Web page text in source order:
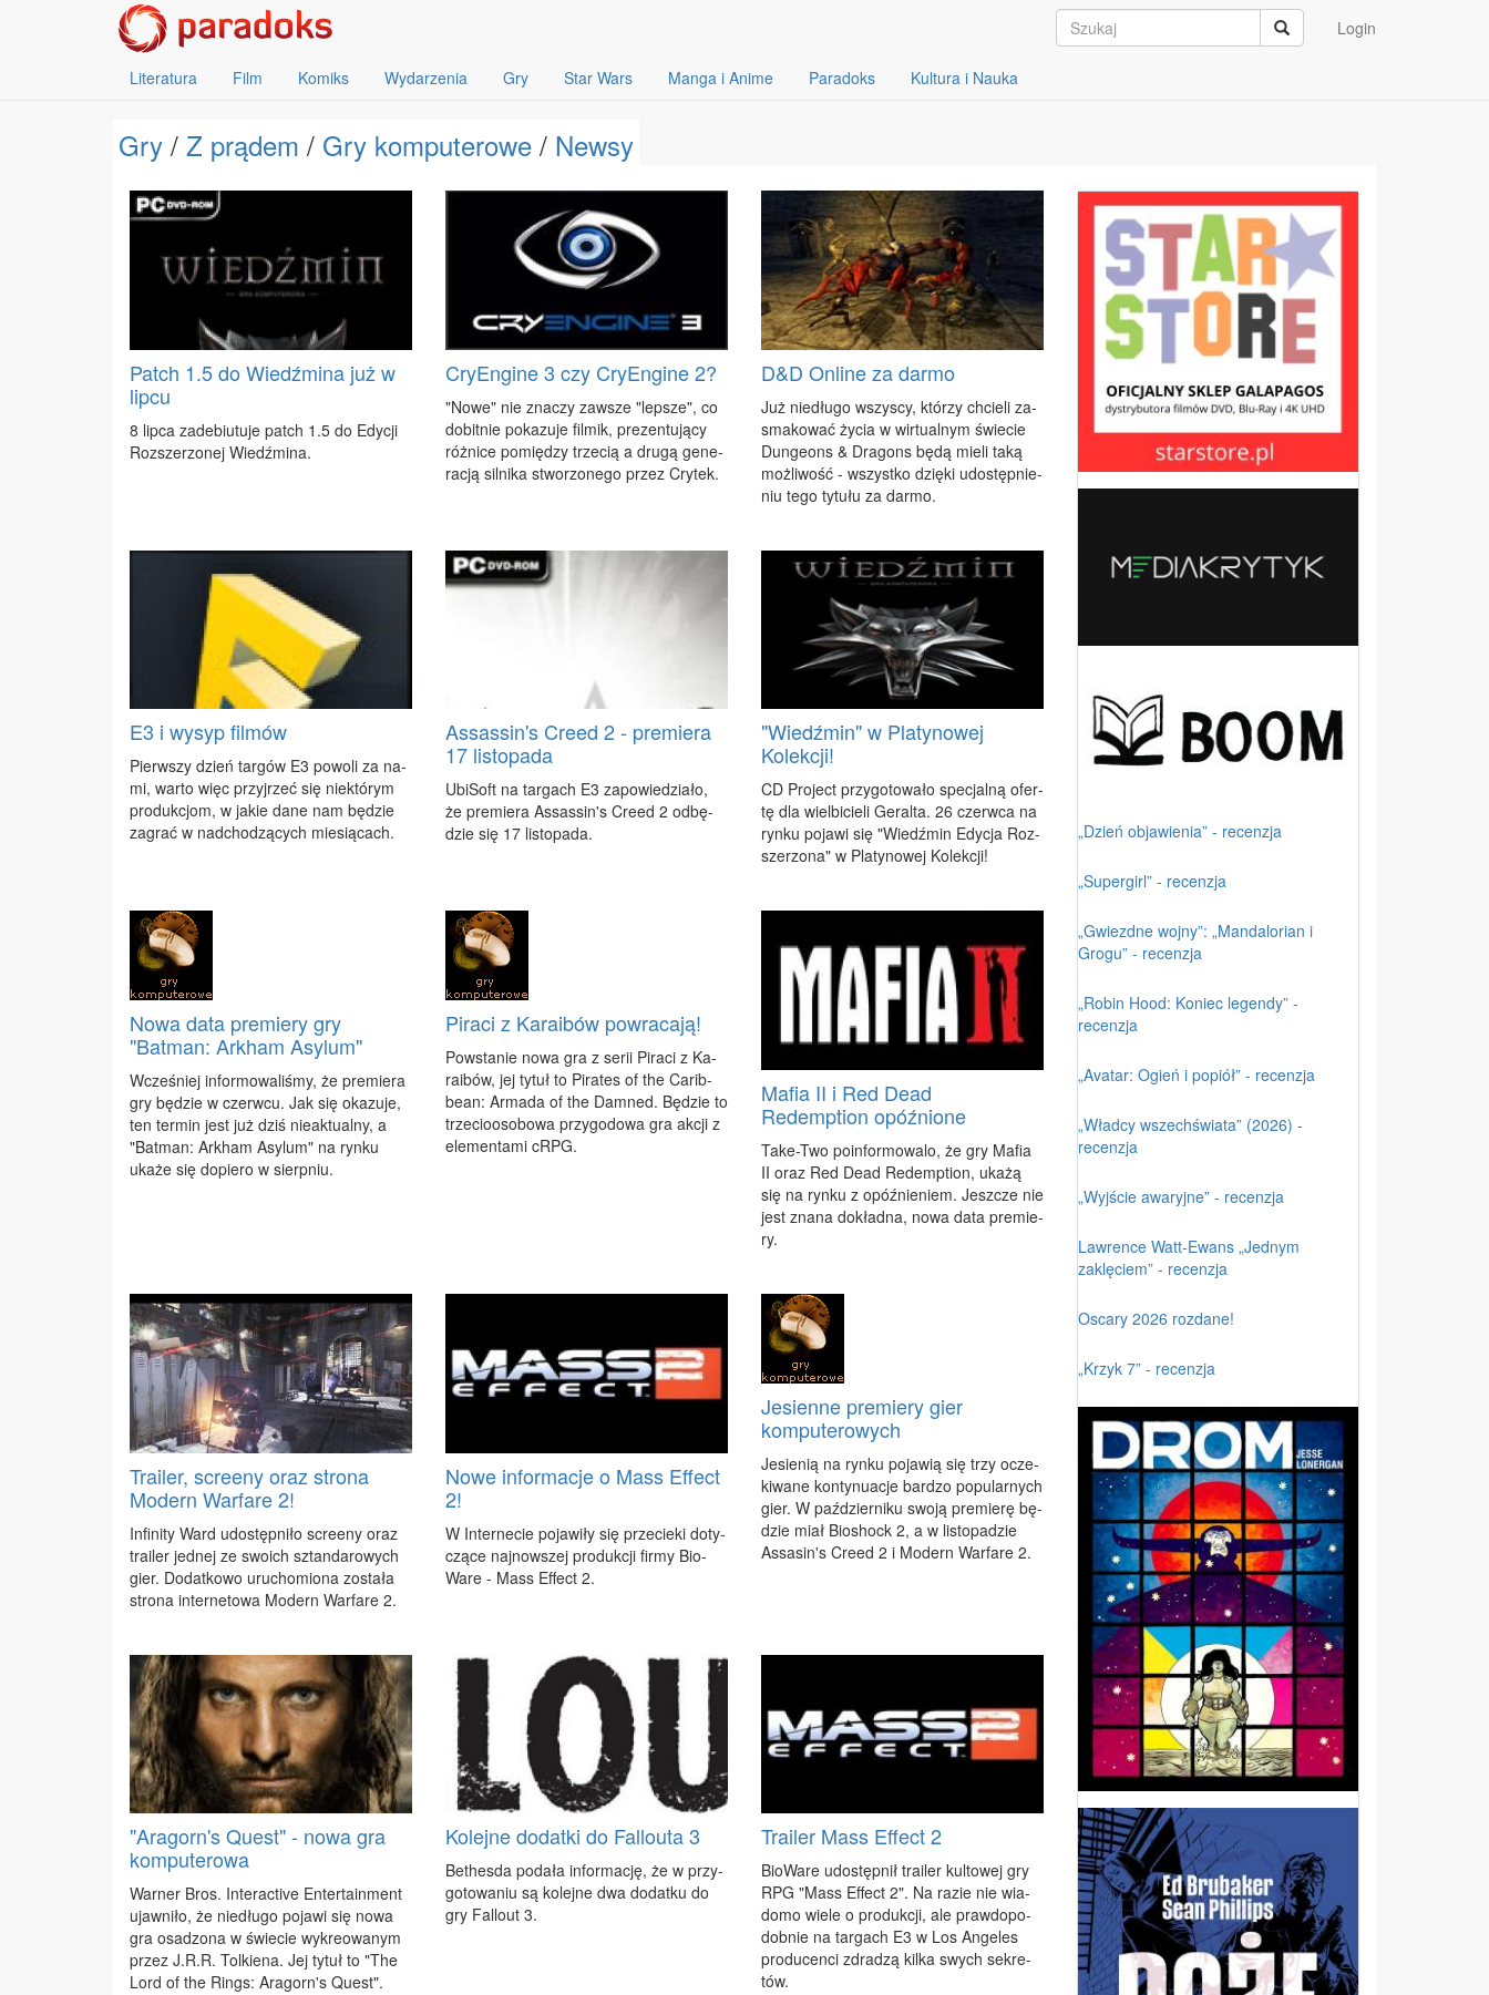
Login
Literatura Film Komiks Wydarzenia Gry Star Wars Manga i Anime Paradoks Kultura i Nauka
Gry / Z prądem / Gry komputerowe / Newsy
Patch 1.5 do Wiedźmina już w
lipcu
8 lip­ca za­de­biu­tu­je patch 1.5 do Edy­cji
Roz­sze­rzo­nej Wiedź­mi­na.
CryEngine 3 czy CryEngine 2?
"No­we" nie zna­czy za­wsze "lep­sze", co
do­bit­nie po­ka­zu­je fil­mik, pre­zen­tu­ją­cy
róż­ni­ce po­mię­dzy trze­cią a dru­gą ge­ne­
ra­cją sil­ni­ka stwo­rzo­ne­go przez Cry­tek.
D&D Online za darmo
Już nie­dłu­go wszy­scy, któ­rzy chcie­li za­
sma­ko­wać ży­cia w wir­tu­al­nym świe­cie
Dun­ge­ons & Dra­gons bę­dą mie­li ta­ką
moż­li­wość - wszyst­ko dzię­ki udo­stęp­nie­
niu te­go ty­tu­łu za dar­mo.
E3 i wysyp filmów
Pierw­szy dzień tar­gów E3 po­wo­li za na­
mi, war­to więc przyj­rzeć się nie­któ­rym
pro­duk­cjom, w ja­kie da­ne nam bę­dzie
za­grać w nad­cho­dzą­cych mie­sią­cach.
Assassin's Creed 2 - premiera
17 listopada
Ubi­Soft na tar­gach E3 za­po­wie­dzia­ło,
że pre­mie­ra As­sas­sin's Cre­ed 2 od­bę­
dzie się 17 li­sto­pa­da.
"Wiedźmin" w Platynowej
Kolekcji!
CD Pro­ject przy­go­to­wa­ło spe­cjal­ną ofer­
tę dla wiel­bi­cie­li Ge­ral­ta. 26 czerw­ca na
ryn­ku po­ja­wi się "Wiedź­min Edy­cja Roz­
sze­rzo­na" w Pla­ty­no­wej Ko­lek­cji!
Nowa data premiery gry
"Batman: Arkham Asylum"
Wcze­śniej in­for­mo­wa­li­śmy, że pre­mie­ra
gry bę­dzie w czerw­cu. Jak się oka­zu­je,
ten ter­min jest już dziś nie­ak­tu­al­ny, a
"Bat­man: Ar­kham Asy­lum" na ryn­ku
uka­że się do­pie­ro w sierp­niu.
Piraci z Karaibów powracają!
Po­wsta­nie no­wa gra z se­rii Pi­ra­ci z Ka­
ra­ibów, jej ty­tuł to Pi­ra­tes of the Ca­rib­
be­an: Ar­ma­da of the Dam­ned. Bę­dzie to
trze­cio­oso­bo­wa przy­go­do­wa gra ak­cji z
ele­men­ta­mi cRPG.
Mafia II i Red Dead
Redemption opóźnione
Ta­ke-Two po­in­for­mo­wa­lo, że gry Ma­fia
II oraz Red De­ad Re­demp­tion, uka­żą
się na ryn­ku z opóź­nie­niem. Jesz­cze nie
jest zna­na do­kład­na, no­wa da­ta pre­mie­
ry.
Trailer, screeny oraz strona
Modern Warfare 2!
In­fi­ni­ty Ward udo­stęp­ni­ło scre­eny oraz
tra­iler jed­nej ze swo­ich sztan­da­ro­wych
gier. Do­dat­ko­wo uru­cho­mio­na zo­sta­ła
stro­na in­ter­ne­to­wa Mo­dern War­fa­re 2.
Nowe informacje o Mass Effect
2!
W In­ter­ne­cie po­ja­wi­ły się prze­cie­ki do­ty­
czą­ce naj­now­szej pro­duk­cji fir­my Bio­
Wa­re - Mass Ef­fect 2.
Jesienne premiery gier
komputerowych
Je­sie­nią na ryn­ku po­ja­wią się trzy ocze­
ki­wa­ne kon­ty­nu­acje bar­dzo po­pu­lar­nych
gier. W paź­dzier­ni­ku swo­ją pre­mie­rę bę­
dzie miał Bio­shock 2, a w li­sto­pa­dzie
As­sa­sin's Cre­ed 2 i Mo­dern War­fa­re 2.
"Aragorn's Quest" - nowa gra
komputerowa
War­ner Bros. In­te­rac­ti­ve En­ter­ta­in­ment
ujaw­ni­ło, że nie­dłu­go po­ja­wi się no­wa
gra osa­dzo­na w świe­cie wy­kre­owa­nym
przez J.R.R. Tol­kie­na. Jej ty­tuł to "The
Lord of the Rings: Ara­gorn's Qu­est".
Kolejne dodatki do Fallouta 3
Be­thes­da po­da­ła in­for­ma­cję, że w przy­
go­to­wa­niu są ko­lej­ne dwa do­dat­ku do
gry Fal­lo­ut 3.
Trailer Mass Effect 2
Bio­Wa­re udo­stęp­nił tra­iler kul­to­wej gry
RPG "Mass Ef­fect 2". Na ra­zie nie wia­
do­mo wie­le o pro­duk­cji, ale praw­do­po­
dob­nie na tar­gach E3 w Los An­ge­les
pro­du­cen­ci zdra­dzą kil­ka swych se­kre­
tów.
„Dzień objawienia” - recenzja
„Supergirl” - recenzja
„Gwiezdne wojny”: „Mandalorian i
Grogu” - recenzja
„Robin Hood: Koniec legendy” -
recenzja
„Avatar: Ogień i popiół” - recenzja
„Władcy wszechświata” (2026) -
recenzja
„Wyjście awaryjne” - recenzja
Lawrence Watt-Ewans „Jednym
zaklęciem” - recenzja
Oscary 2026 rozdane!
„Krzyk 7” - recenzja